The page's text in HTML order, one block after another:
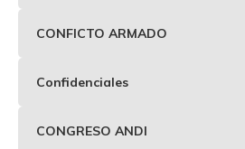
CONFICTO ARMADO
Confidenciales
CONGRESO ANDI